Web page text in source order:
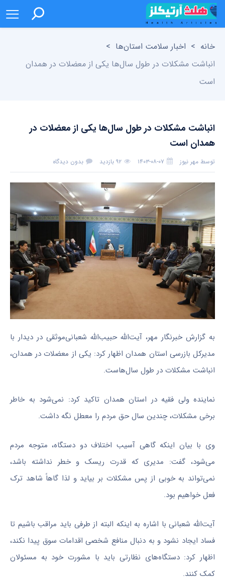
خانه > اخبار سلامت استان‌ها >
انباشت مشکلات در طول سال‌ها یکی از معضلات در همدان
است
انباشت مشکلات در طول سال‌ها یکی از معضلات در
همدان است
توسط مهر نیوز ۱۴۰۳-۰۸-۰۷ ۹۲ بازدید بدون دیدگاه
به گزارش خبرنگار مهر، آیت‌الله حبیب‌الله شعبانی‌موثقی در دیدار با
مدیرکل بازرسی استان همدان اظهار کرد: یکی از معضلات در همدان،
انباشت مشکلات در طول سال‌هاست.
نماینده ولی فقیه در استان همدان تاکید کرد: نمی‌شود به خاطر
برخی مشکلات، چندین سال حق مردم را معطل نگه داشت.
وی با بیان اینکه گاهی آسیب اختلاف دو دستگاه، متوجه مردم
می‌شود، گفت: مدیری که قدرت ریسک و خطر نداشته باشد،
نمی‌تواند به خوبی از پس مشکلات بر بیاید و لذا گاهاً شاهد ترک
فعل خواهیم بود.
آیت‌الله شعبانی با اشاره به اینکه البته از طرفی باید مراقب باشیم تا
فساد ایجاد نشود و به دنبال منافع شخصی اقدامات سوق پیدا نکند،
اظهار کرد: دستگاه‌های نظارتی باید با مشورت خود به مسئولان
کمک کنند.